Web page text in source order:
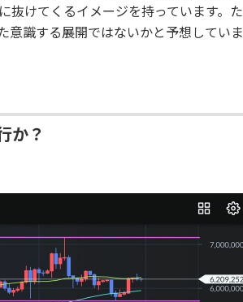
抜けてくるイメージを持っています。た
意識する展開ではないかと予想していま
か？